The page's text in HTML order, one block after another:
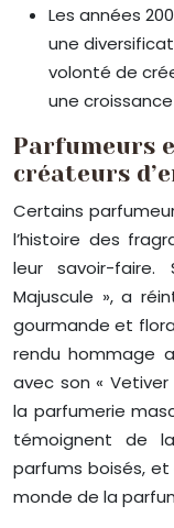
Les années
une
volonté de
une
Parfumeurs
créateurs
Certains
l’histoire des
leur savoir-faire.
Majuscule », a
gourmande et
rendu hommage
avec son «
la parfumerie
témoignent de
parfums boisés, et
monde de la